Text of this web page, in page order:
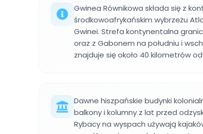
Gwinea Równikowa składa się z
środkowoafrykańskim wybrzeżu
Gwinei. Strefa kontynentalna
oraz z Gabonem na południu i
znajduje się około 40 kilometrów
Dawne hiszpańskie budynki
balkony i kolumny z lat przed
Rybacy na wyspach używają